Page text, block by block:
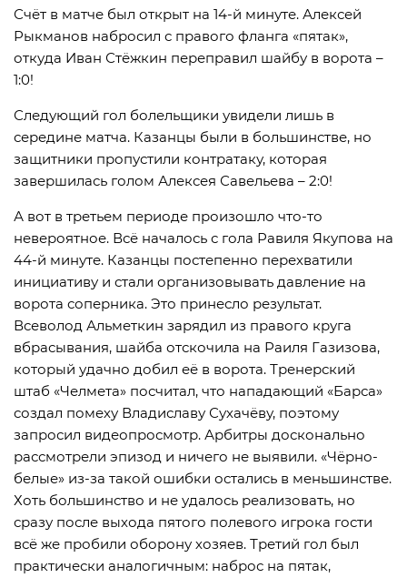
Счёт в матче был открыт на 14-й минуте. Алексей
Рыкманов набросил с правого фланга «пятак»,
откуда Иван Стёжкин переправил шайбу в ворота –
1:0!
Следующий гол болельщики увидели лишь в
середине матча. Казанцы были в большинстве, но
защитники пропустили контратаку, которая
завершилась голом Алексея Савельева – 2:0!
А вот в третьем периоде произошло что-то
невероятное. Всё началось с гола Равиля Якупова на
44-й минуте. Казанцы постепенно перехватили
инициативу и стали организовывать давление на
ворота соперника. Это принесло результат.
Всеволод Альметкин зарядил из правого круга
вбрасывания, шайба отскочила на Раиля Газизова,
который удачно добил её в ворота. Тренерский
штаб «Челмета» посчитал, что нападающий «Барса»
создал помеху Владиславу Сухачёву, поэтому
запросил видеопросмотр. Арбитры досконально
рассмотрели эпизод и ничего не выявили. «Чёрно-
белые» из-за такой ошибки остались в меньшинстве.
Хоть большинство и не удалось реализовать, но
сразу после выхода пятого полевого игрока гости
всё же пробили оборону хозяев. Третий гол был
практически аналогичным: наброс на пятак,